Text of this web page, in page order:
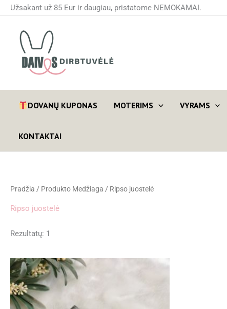
Pereiti
turinio
Užsakant už 85 Eur ir daugiau, pristatome NEMOKAMAI.
DOVANŲ KUPONAS MOTERIMS VYRAMS
KONTAKTAI
Pradžia / Produkto Medžiaga / Ripso juostelė
Ripso juostelė
Rezultatų: 1